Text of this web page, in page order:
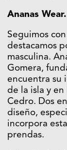
Ananas Wear.
Seguimos
destacamos
masculina.
Gomera,
encuentra su
de la isla y
Cedro. Dos
diseño,
incorpora
prendas.